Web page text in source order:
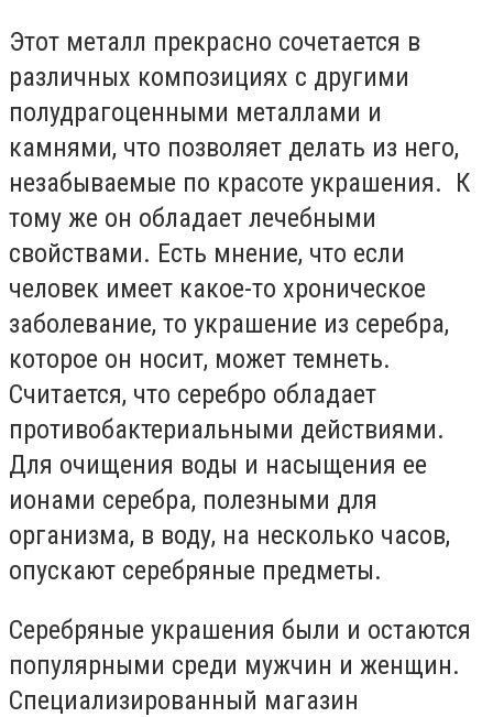
Этот металл прекрасно сочетается в
различных композициях с другими
полудрагоценными металлами и
камнями, что позволяет делать из него,
незабываемые по красоте украшения. К
тому же он обладает лечебными
свойствами. Есть мнение, что если
человек имеет какое-то хроническое
заболевание, то украшение из серебра,
которое он носит, может темнеть.
Считается, что серебро обладает
противобактериальными действиями.
Для очищения воды и насыщения ее
ионами серебра, полезными для
организма, в воду, на несколько часов,
опускают серебряные предметы.
Серебряные украшения были и остаются
популярными среди мужчин и женщин.
Специализированный магазин